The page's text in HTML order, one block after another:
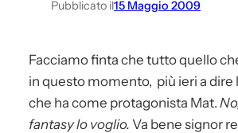
Pubblicato il15 Maggio 2009
Facciamo finta che tutto quello
in questo momento, più ieri a
che ha come protagonista Mat.
fantasy lo voglio. Va bene signor